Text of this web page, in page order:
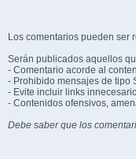
Los comentarios pueden ser
Serán publicados aquellos
- Comentario acorde al
- Prohibido mensajes de tipo
- Evite incluir links
- Contenidos ofensivos,
Debe saber que los